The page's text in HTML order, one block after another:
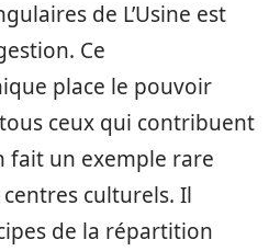
de L’Usine est
Ce
place le pouvoir
ceux qui contribuent
fait un exemple rare
culturels. Il
de la répartition